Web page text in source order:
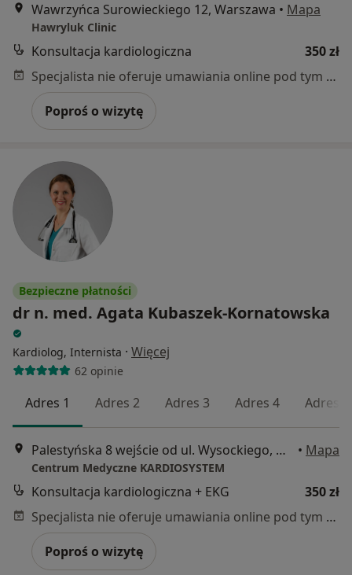
Wawrzyńca Surowieckiego 12, Warszawa • Mapa
Hawryluk Clinic
Konsultacja kardiologiczna
350 zł
Specjalista nie oferuje umawiania online pod tym adresem.
Poproś o wizytę
Bezpieczne płatności
dr n. med. Agata Kubaszek-Kornatowska
Kardiolog, Internista · Więcej
62 opinie
Adres 1 Adres 2 Adres 3 Adres 4 Adres 5
Palestyńska 8 wejście od ul. Wysockiego, Warszawa • Mapa
Centrum Medyczne KARDIOSYSTEM
Konsultacja kardiologiczna + EKG
350 zł
Specjalista nie oferuje umawiania online pod tym adresem.
Poproś o wizytę